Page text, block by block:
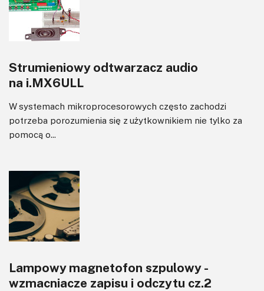
Strumieniowy odtwarzacz audio
na i.MX6ULL
W systemach mikroprocesorowych często zachodzi
potrzeba porozumienia się z użytkownikiem nie tylko za
pomocą o...
Lampowy magnetofon szpulowy -
wzmacniacze zapisu i odczytu cz.2